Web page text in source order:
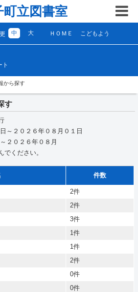
町立図書室
中 大 ＨＯＭＥ こどもよう
ト
から探す
す
～２０２６年０８月０１日
２０２６年０８月
でください。
件数
2件
2件
3件
1件
1件
2件
0件
0件